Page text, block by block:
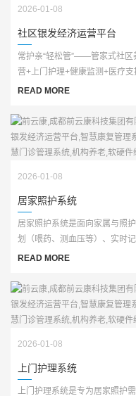
2026-01-08
社区银发经济运营平台
常护亲“轻松管”——管家式社区
营+上门护理+健康监测+医疗支
READ MORE
2026-01-08
居家照护系统
居家照护系统是面向家属与照
划（喂药、测血压等）、实时记
READ MORE
2026-01-08
上门护理系统
上门护理系统是专为居家照护